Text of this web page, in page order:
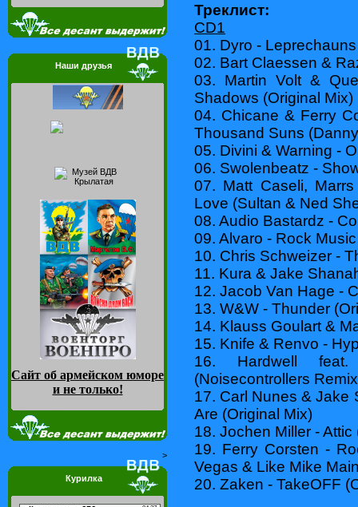
Наши друзья
Сайт об армейском юморе
и не только!
>
Курилка
Треклист:
CD1
01. Dyro -
02. Bart Claessen &
03. Martin Volt &
Shadows (Original Mix)
04. Chicane & Ferry
Thousand Suns
05. Divini & Warning -
06. Swolenbeatz -
07. Matt Caseli,
Love (Sultan & Ned
08. Audio Bastardz -
09. Alvaro - Rock
10. Chris Schweizer -
11. Kura & Jake
12. Jacob Van Hage -
13. W&W - Thunder
14. Klauss Goulart &
15. Knife & Renvo -
16. Hardwell
(Noisecontrollers
17. Carl Nunes & Jake
Are (Original Mix)
18. Jochen Miller - Attic
19. Ferry Corsten -
Vegas & Like Mike
20. Zaken - TakeOFF